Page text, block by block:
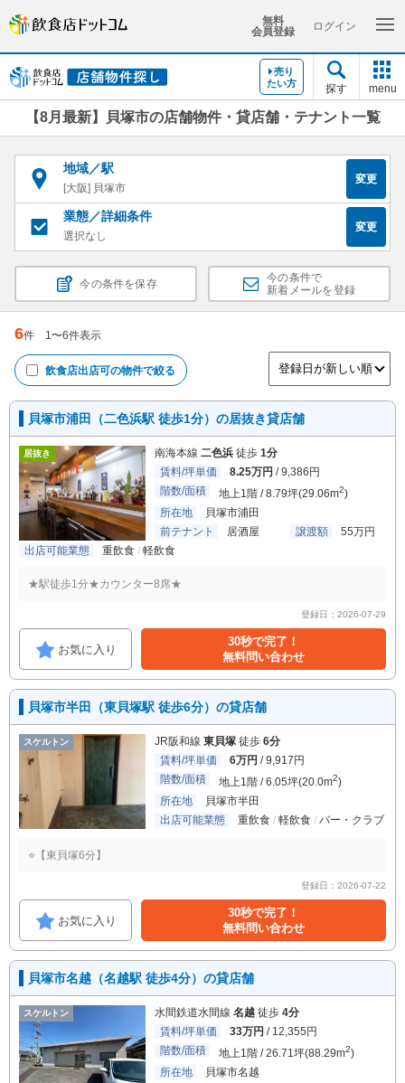
無料
会員登録
ログイン
売り
たい方
探す menu
【8月最新】貝塚市の店舗物件・貸店舗・テナント一覧
地域／駅
[大阪] 貝塚市
変更
業態／詳細条件
選択なし
変更
今の条件を保存
今の条件で
新着メールを登録
6件 1〜6件表示
飲食店出店可の物件で絞る
貝塚市浦田（二色浜駅 徒歩1分）の居抜き貸店舗
居抜き 南海本線 二色浜 徒歩 1分
賃料/坪単価
8.25万円 / 9,386円
階数/面積
地上1階 / 8.79坪(29.06m2)
所在地
貝塚市浦田
前テナント
居酒屋 譲渡額
55万円
出店可能業態
重飲食 軽飲食
★駅徒歩1分★カウンター8席★
登録日：2026-07-29
お気に入り
30秒で完了！
無料問い合わせ
貝塚市半田（東貝塚駅 徒歩6分）の貸店舗
スケルトン JR阪和線 東貝塚 徒歩 6分
賃料/坪単価
6万円 / 9,917円
階数/面積
地上1階 / 6.05坪(20.0m2)
所在地
貝塚市半田
出店可能業態
重飲食 軽飲食 バー・クラブ
⭐【東貝塚6分】
登録日：2026-07-22
お気に入り
30秒で完了！
無料問い合わせ
貝塚市名越（名越駅 徒歩4分）の貸店舗
スケルトン 水間鉄道水間線 名越 徒歩 4分
賃料/坪単価
33万円 / 12,355円
階数/面積
地上1階 / 26.71坪(88.29m2)
所在地
貝塚市名越